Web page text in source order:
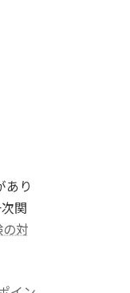
あり
関
対